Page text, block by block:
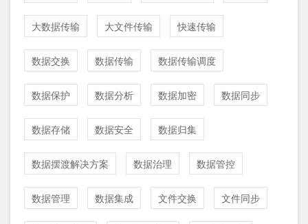
大数据传输 大文件传输 快速传输
数据交换 数据传输 数据传输调度
数据保护 数据分析 数据加密 数据同步
数据存储 数据安全 数据归集
数据摆渡解决方案 数据治理 数据管控
数据管理 数据集成 文件交换 文件同步